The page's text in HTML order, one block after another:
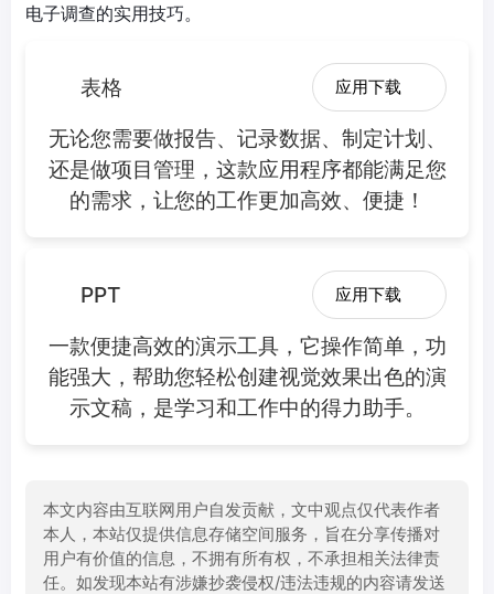
电子调查的实用技巧。
表格 应用下载
无论您需要做报告、记录数据、制定计划、
还是做项目管理，这款应用程序都能满足您
的需求，让您的工作更加高效、便捷！
PPT 应用下载
一款便捷高效的演示工具，它操作简单，功
能强大，帮助您轻松创建视觉效果出色的演
示文稿，是学习和工作中的得力助手。
本文内容由互联网用户自发贡献，文中观点仅代表作者
本人，本站仅提供信息存储空间服务，旨在分享传播对
用户有价值的信息，不拥有所有权，不承担相关法律责
任。如发现本站有涉嫌抄袭侵权/违法违规的内容请发送